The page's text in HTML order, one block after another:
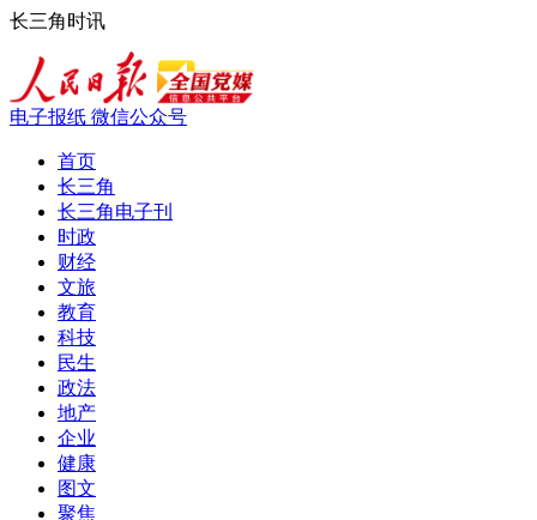
长三角时讯
电子报纸 微信公众号
首页
长三角
长三角电子刊
时政
财经
文旅
教育
科技
民生
政法
地产
企业
健康
图文
聚焦